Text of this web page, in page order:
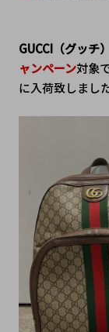
GUCCI（グッチ）
ャンペーン対象
に入荷致しまし